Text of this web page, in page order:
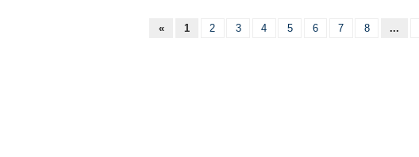
« 1 2 3 4 5 6 7 8 ...